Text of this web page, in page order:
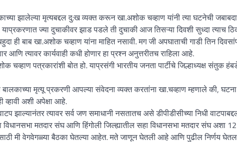
झालेल्या मृत्यबद्दल दु:ख व्यक्त करून खा.अशोक चव्हाण यांनी त्या घटनेची
याप्रकरणात ज्या दुचाकीवर झाड पडले ती दुचाकी आज तिसऱ्या दिवशी सुध्दा
ही बाब खा.अशोक चव्हाण यांना माहित नसावी. मग जी अपघाताची गाडी तिन
आणि त्यावर कार्यवाही कधी होणार हा प्रश्न अनुत्तरीतच राहिला आहे.
पत्रकारांशी बोत हो. याप्रसंगी भारतीय जनता पार्टीचे जिल्हाध्यक्ष संतुक
मृत्यू प्रकरणी आपल्या संवेदना व्यक्त करतांना खा.चव्हाण म्हणाले की,
व्हावी अशी अपेक्षा आहे.
झाल्यानंतर त्यावर सर्व जण समाधानी नसतातच असे डीपीडीसीच्या निधी
मतदार संघ आणि हिंगोली जिल्ह्यातील सहा विधानसभा मतदार संघ अशा
मी वेगवेगळ्या बैठका घेतल्या आहेत. मते जाणून घेतली आहे आणि पुढील निर्णय घेतला